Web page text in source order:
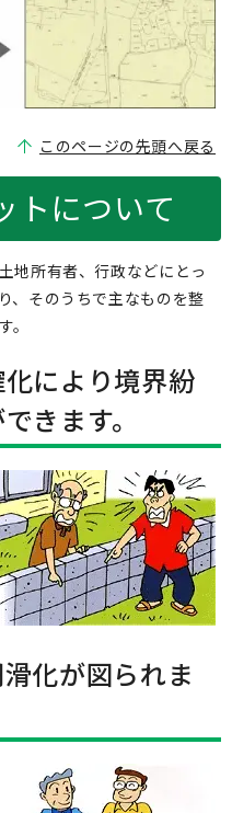
このページの先頭へ戻る
トについて
地所有者、行政などにとっ
、そのうちで主なものを整
により境界紛
きます。
化が図られま